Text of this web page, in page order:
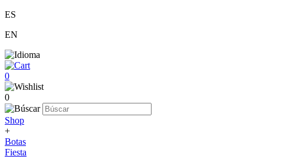
ES
EN
0
0
Shop
+
Botas
Fiesta